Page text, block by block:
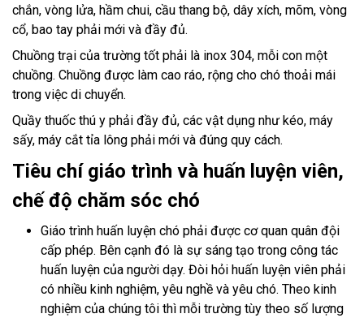
chắn, vòng lửa, hầm chui, cầu thang bộ, dây xích, mõm, vòng
cổ, bao tay phải mới và đầy đủ.
Chuồng trại của trường tốt phải là inox 304, mỗi con một
chuồng. Chuồng được làm cao ráo, rộng cho chó thoải mái
trong việc di chuyển.
Quầy thuốc thú y phải đầy đủ, các vật dụng như kéo, máy
sấy, máy cắt tỉa lông phải mới và đúng quy cách.
Tiêu chí giáo trình và huấn luyện viên,
chế độ chăm sóc chó
Giáo trình huấn luyện chó phải được cơ quan quân đội
cấp phép. Bên cạnh đó là sự sáng tạo trong công tác
huấn luyện của người dạy. Đòi hỏi huấn luyện viên phải
có nhiều kinh nghiệm, yêu nghề và yêu chó. Theo kinh
nghiệm của chúng tôi thì mỗi trường tùy theo số lượng